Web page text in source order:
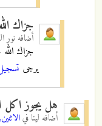
جزاك
أضافه نور
جزاك الله
يرجى
هل يجوز اكل
أضافه لينافيالاثنين, 02/05/2016 - 10:37